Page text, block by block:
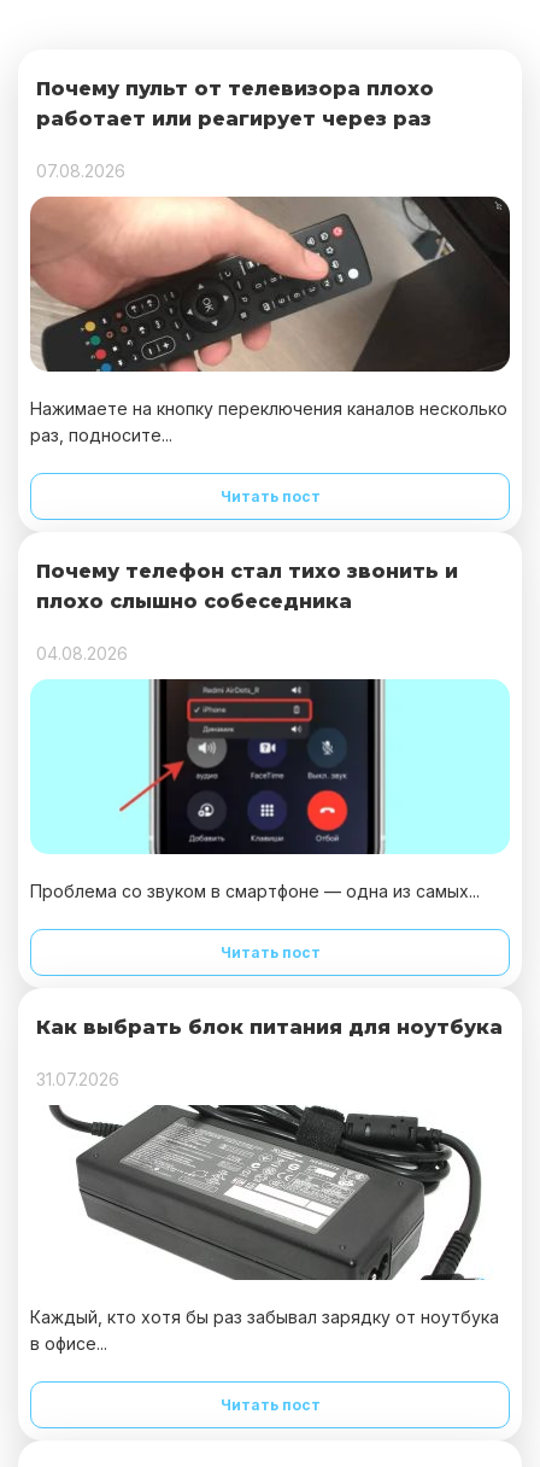
Почему пульт от телевизора плохо
работает или реагирует через раз
07.08.2026
Нажимаете на кнопку переключения каналов несколько
раз, подносите...
Читать пост
Почему телефон стал тихо звонить и
плохо слышно собеседника
04.08.2026
Проблема со звуком в смартфоне — одна из самых...
Читать пост
Как выбрать блок питания для ноутбука
31.07.2026
Каждый, кто хотя бы раз забывал зарядку от ноутбука
в офисе...
Читать пост